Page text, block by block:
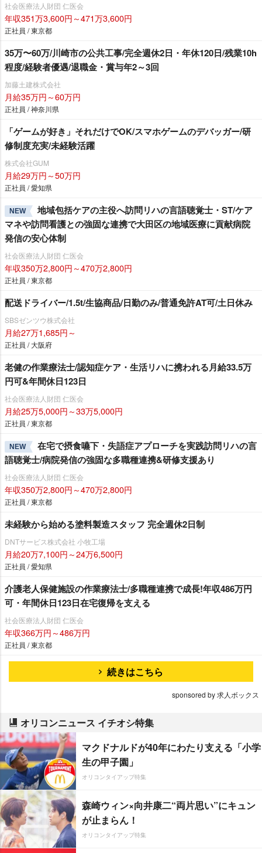
社会医療法人財団 仁医会
年収351万3,600円～471万3,600円
正社員 / 東京都
35万〜60万/川崎市の公共工事/完全週休2日・年休120日/残業10h
程度/経験者優遇/退職金・賞与年2～3回
加藤土建株式会社
月給35万円～60万円
正社員 / 神奈川県
「ゲームが好き」それだけでOK/スマホゲームのデバッガー/研
修制度充実/未経験活躍
株式会社GUM
月給29万円～50万円
正社員 / 愛知県
NEW
地域包括ケアの主役へ訪問リハの言語聴覚士・ST/ケア
マネや訪問看護との強固な連携で大田区の地域医療に貢献病院
発信の安心体制
社会医療法人財団 仁医会
年収350万2,800円～470万2,800円
正社員 / 東京都
配送ドライバー/1.5t/生協商品/日勤のみ/普通免許AT可/土日休み
SBSゼンツウ株式会社
月給27万1,685円～
正社員 / 大阪府
老健の作業療法士/認知症ケア・生活リハに携われる月給33.5万
円可&年間休日123日
社会医療法人財団 仁医会
月給25万5,000円～33万5,000円
正社員 / 東京都
NEW
在宅で摂食嚥下・失語症アプローチを実践訪問リハの言
語聴覚士/病院発信の強固な多職種連携&研修支援あり
社会医療法人財団 仁医会
年収350万2,800円～470万2,800円
正社員 / 東京都
未経験から始める塗料製造スタッフ 完全週休2日制
DNTサービス株式会社 小牧工場
月給20万7,100円～24万6,500円
正社員 / 愛知県
介護老人保健施設の作業療法士/多職種連携で成長!年収486万円
可・年間休日123日在宅復帰を支える
社会医療法人財団 仁医会
年収366万円～486万円
正社員 / 東京都
続きはこちら
sponsored by 求人ボックス
オリコンニュース イチオシ特集
マクドナルドが40年にわたり支える「小学
生の甲子園」
オリコンタイアップ特集
森崎ウィン×向井康二“両片思い”にキュン
が止まらん！
オリコンタイアップ特集